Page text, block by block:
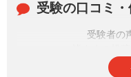
受験の口コミ
受験者の